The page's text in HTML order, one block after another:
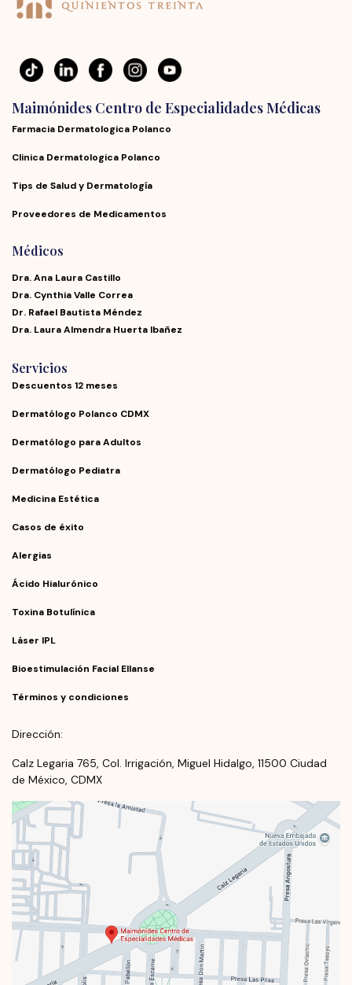
Maimónides Centro de Especialidades Médicas
Farmacia Dermatologica Polanco
Clinica Dermatologica Polanco
Tips de Salud y Dermatología
Proveedores de Medicamentos
Médicos
Dra. Ana Laura Castillo
Dra. Cynthia Valle Correa
Dr. Rafael Bautista Méndez
Dra. Laura Almendra Huerta Ibañez
Servicios
Descuentos 12 meses
Dermatólogo Polanco CDMX
Dermatólogo para Adultos
Dermatólogo Pediatra
Medicina Estética
Casos de éxito
Alergias
Ácido Hialurónico
Toxina Botulínica
Láser IPL
Bioestimulación Facial Ellanse
Términos y condiciones
Dirección:
Calz Legaria 765, Col. Irrigación, Miguel Hidalgo, 11500 Ciudad
de México, CDMX